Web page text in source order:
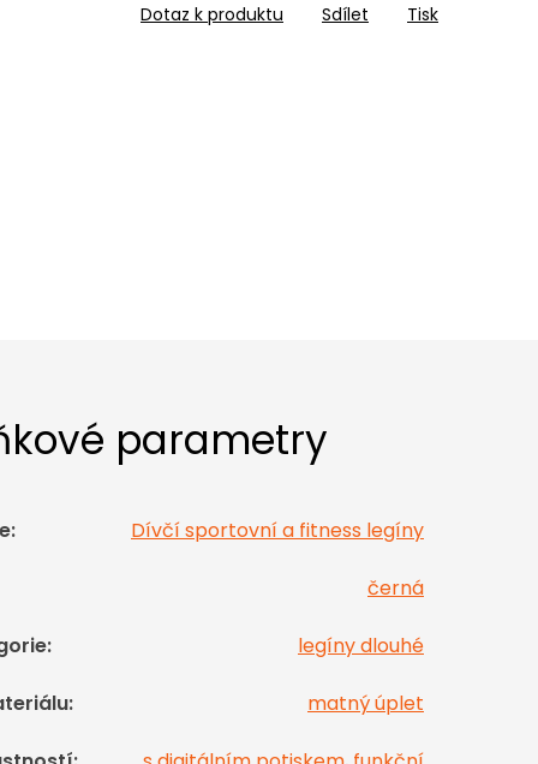
Tisk
Dotaz k produktu Sdílet
parametry
: Dívčí sportovní a fitness legíny
černá
: legíny dlouhé
: matný úplet